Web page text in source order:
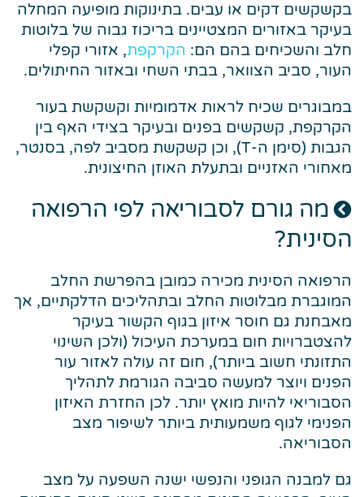
בקשקשים דקים או עבים. בתינוקות מופיעה המחלה
בעיקר באזורים המצטיינים בריכוז גבוה של בלוטות
חלב והשכיחים בהם הם: הקרקפת, אזורי קפלי
העור, סביב הצוואר, בבתי השחי ובאזור החיתולים.
במבוגרים שכיח לראות אדמומיות וקשקשת בעור
הקרקפת, קשקשים בפנים ובעיקר בצידי האף בין
הגבות (סימן ה-T), וכן קשקשת מסביב לפה, בסנטר,
מאחורי האזניים ובתעלת האוזן החיצונית.
מה גורם לסבוריאה לפי הרפואה
הסינית?
הרפואה הסינית מכירה כמובן בהפרשת החלב
המוגברת מבלוטות החלב ובתהליכים הדלקתיים, אך
מאבחנת גם חוסר איזון בגוף הקשור בעיקר
להצטברויות חום במערכת העיכול (ולכן השינוי
התזונתי חשוב ביותר), חום זה עולה לאזור עור
הפנים ויוצר למעשה סביבה הגורמת לתהליך
הסבוריאי להיות מואץ יותר. לכן החזרת האיזון
הפנימי לגוף משמעותית ביותר לשיפור מצב
הסבוריאה.
גם למבנה הגופני והנפשי ישנה השפעה על מצב